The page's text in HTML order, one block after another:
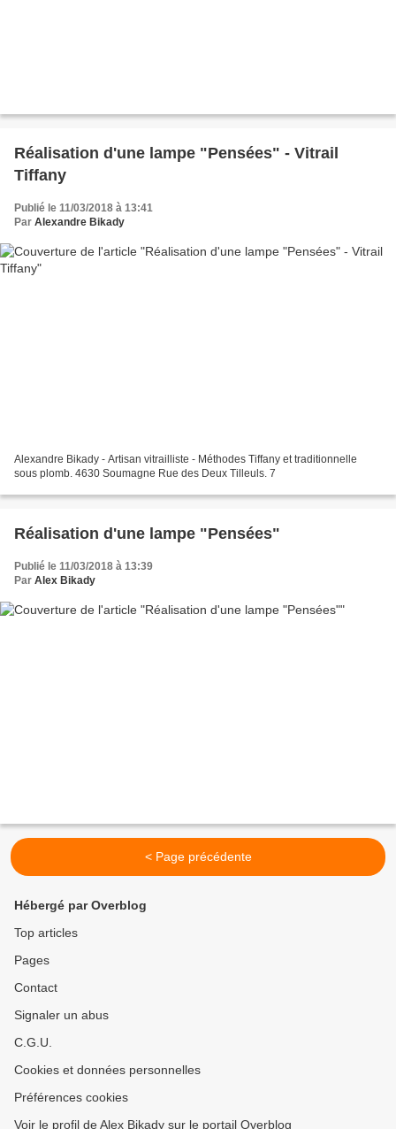
Réalisation d'une lampe "Pensées" - Vitrail
Tiffany
Publié le 11/03/2018 à 13:41
Par Alexandre Bikady
Alexandre Bikady - Artisan vitrailliste - Méthodes Tiffany et traditionnelle
sous plomb. 4630 Soumagne Rue des Deux Tilleuls. 7
Réalisation d'une lampe "Pensées"
Publié le 11/03/2018 à 13:39
Par Alex Bikady
< Page précédente
Hébergé par Overblog
Top articles
Pages
Contact
Signaler un abus
C.G.U.
Cookies et données personnelles
Préférences cookies
Voir le profil de Alex Bikady sur le portail Overblog